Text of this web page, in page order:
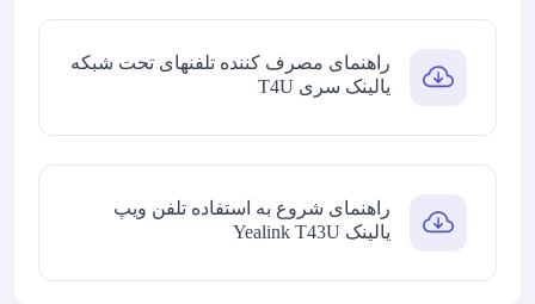
راهنمای مصرف کننده تلفنهای تحت شبکه
یالینک سری T4U
راهنمای شروع به استفاده تلفن ویپ
یالینک Yealink T43U